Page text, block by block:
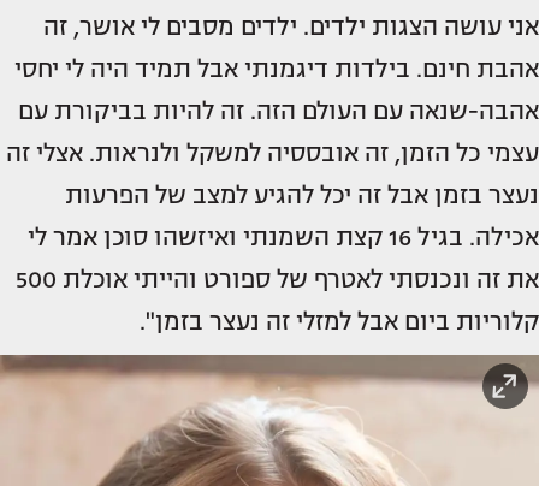
אני עושה הצגות ילדים. ילדים מסבים לי אושר, זה
אהבת חינם. בילדות דיגמנתי אבל תמיד היה לי יחסי
אהבה-שנאה עם העולם הזה. זה להיות בביקורת עם
עצמי כל הזמן, זה אובססיה למשקל ולנראות. אצלי זה
נעצר בזמן אבל זה יכל להגיע למצב של הפרעות
אכילה. בגיל 16 קצת השמנתי ואיזשהו סוכן אמר לי
את זה ונכנסתי לאטרף של ספורט והייתי אוכלת 500
קלוריות ביום אבל למזלי זה נעצר בזמן".